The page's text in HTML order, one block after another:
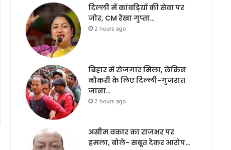
दिल्ली में कांवड़ियों की सेवा पर
जोर, CM रेखा गुप्ता…
2 hours ago
बिहार में रोजगार मिला, लेकिन
नौकरी के लिए दिल्ली-गुजरात
जाना…
2 hours ago
असीम वकार का राजभर पर
हमला, बोले- सबूत देकर आरोप…